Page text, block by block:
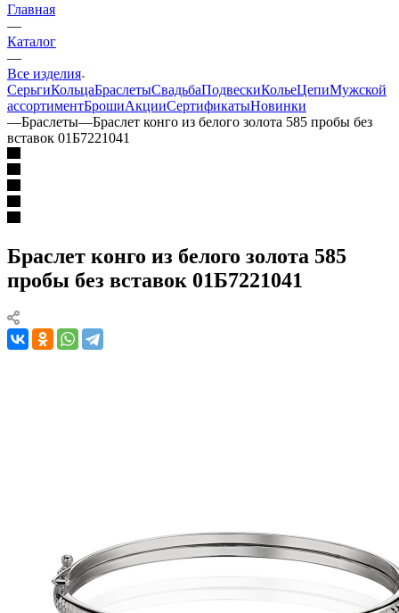
Главная
—
Каталог
—
Все изделия
СерьгиКольцаБраслетыСвадьбаПодвескиКольеЦепиМужской
ассортиментБрошиАкцииСертификатыНовинки
—Браслеты—Браслет конго из белого золота 585 пробы без
вставок 01Б7221041
Браслет конго из белого золота 585
пробы без вставок 01Б7221041